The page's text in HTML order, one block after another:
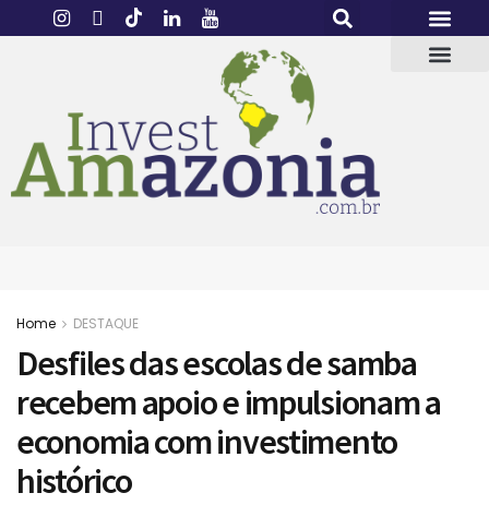
Home DESTAQUE
Desfiles das escolas de samba
recebem apoio e impulsionam a
economia com investimento
histórico